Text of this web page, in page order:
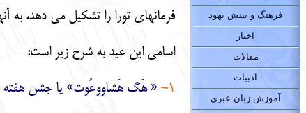
فرهنگ و بینش یهود
اخبار
مقالات
ادبیات
آموزش زبان عبری
فرمانهاي تورا را تشكيل مي دهد، به
اسامي اين عيد به شرح زير است:
1- « هَگ هَشاووعُوت» يا جشن هفته